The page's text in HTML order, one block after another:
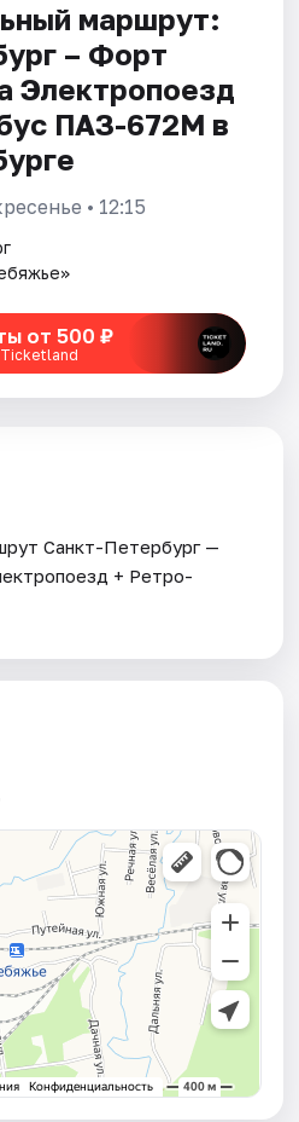
маршрут:
– Форт
Электропоезд
ПАЗ-672М в
• 12:15
от 500 ₽
Санкт-Петербург —
+ Ретро-